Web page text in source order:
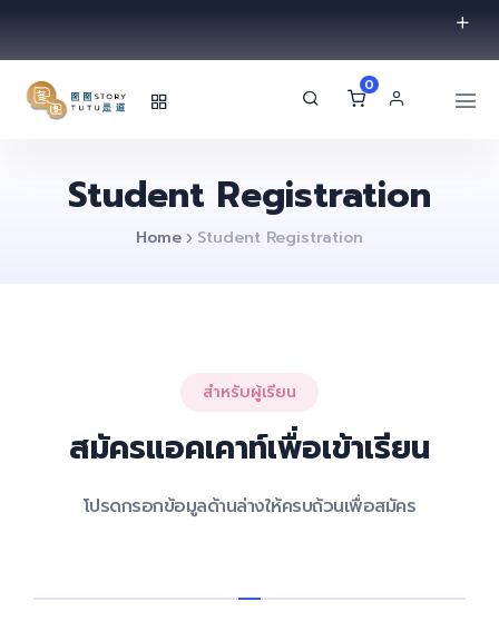
0
Student Registration
Home Student Registration
สำหรับผู้เรียน
สมัครแอคเคาท์เพื่อเข้าเรียน
โปรดกรอกข้อมูลด้านล่างให้ครบถ้วนเพื่อสมัคร